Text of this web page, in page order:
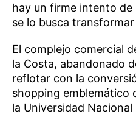
hay un firme intento
se lo busca
El complejo comercial
la Costa, abandonado
reflotar con la
shopping emblemático
la Universidad